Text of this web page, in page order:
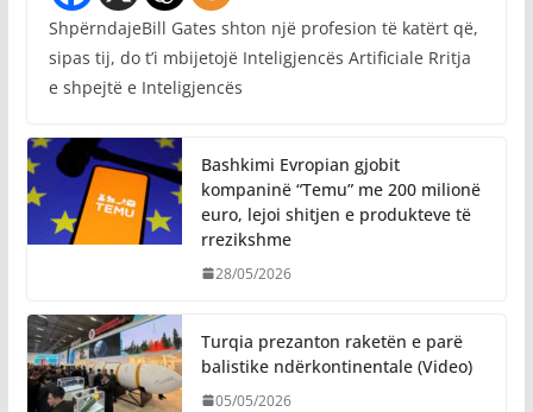
ShpërndajeBill Gates shton një profesion të katërt që,
sipas tij, do t’i mbijetojë Inteligjencës Artificiale Rritja
e shpejtë e Inteligjencës
Bashkimi Evropian gjobit
kompaninë “Temu” me 200 milionë
euro, lejoi shitjen e produkteve të
rrezikshme
28/05/2026
Turqia prezanton raketën e parë
balistike ndërkontinentale (Video)
05/05/2026